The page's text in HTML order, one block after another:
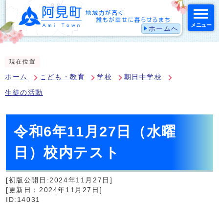
ホームへ メニュー
現在位置
ホーム こども・教育 学校 朝日中学校
生徒の活動
令和6年11月27日（水曜
日）校内テスト
[初版公開日:2024年11月27日]
[更新日：2024年11月27日]
ID:14031